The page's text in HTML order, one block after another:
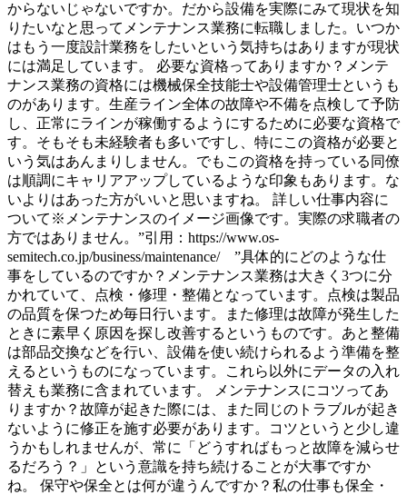
からないじゃないですか。だから設備を実際にみて現状を知
りたいなと思ってメンテナンス業務に転職しました。いつか
はもう一度設計業務をしたいという気持ちはありますが現状
には満足しています。 必要な資格ってありますか？メンテ
ナンス業務の資格には機械保全技能士や設備管理士というも
のがあります。生産ライン全体の故障や不備を点検して予防
し、正常にラインが稼働するようにするために必要な資格で
す。そもそも未経験者も多いですし、特にこの資格が必要と
いう気はあんまりしません。でもこの資格を持っている同僚
は順調にキャリアアップしているような印象もあります。な
いよりはあった方がいいと思いますね。 詳しい仕事内容に
ついて※メンテナンスのイメージ画像です。実際の求職者の
方ではありません。”引用：https://www.os-
semitech.co.jp/business/maintenance/ ”具体的にどのような仕
事をしているのですか？メンテナンス業務は大きく3つに分
かれていて、点検・修理・整備となっています。点検は製品
の品質を保つため毎日行います。また修理は故障が発生した
ときに素早く原因を探し改善するというものです。あと整備
は部品交換などを行い、設備を使い続けられるよう準備を整
えるというものになっています。これら以外にデータの入れ
替えも業務に含まれています。 メンテナンスにコツってあ
りますか？故障が起きた際には、また同じのトラブルが起き
ないように修正を施す必要があります。コツというと少し違
うかもしれませんが、常に「どうすればもっと故障を減らせ
るだろう？」という意識を持ち続けることが大事ですか
ね。 保守や保全とは何が違うんですか？私の仕事も保全・